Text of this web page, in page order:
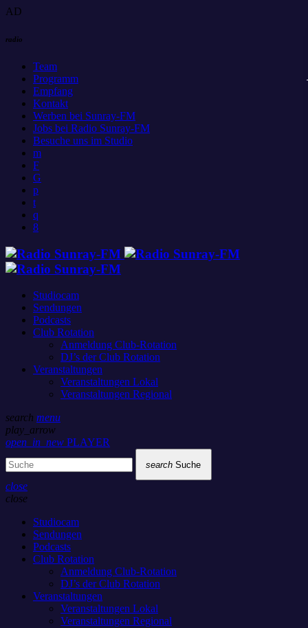
AD
radio
Team
Programm
Empfang
Kontakt
Werben bei Sunray-FM
Jobs bei Radio Sunray-FM
Besuche uns im Studio
Studiocam
Sendungen
Podcasts
Club Rotation
Anmeldung Club-Rotation
DJ’s der Club Rotation
Veranstaltungen
Veranstaltungen Lokal
Veranstaltungen Regional
search menu
play_arrow
open_in_new PLAYER
search Suche
close
close
Studiocam
Sendungen
Podcasts
Club Rotation
Anmeldung Club-Rotation
DJ’s der Club Rotation
Veranstaltungen
Veranstaltungen Lokal
Veranstaltungen Regional